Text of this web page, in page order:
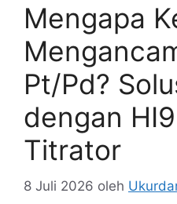
Mengapa
Pt/Pd?
dengan
Titrator
8 Juli 2026 oleh